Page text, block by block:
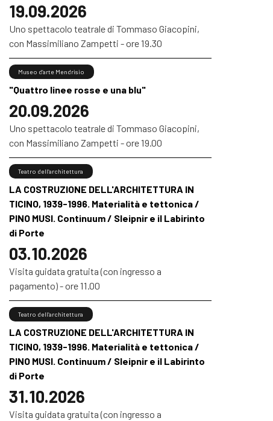
19.09.2026
Uno spettacolo teatrale di Tommaso Giacopini,
con Massimiliano Zampetti - ore 19.30
"Quattro linee rosse e una blu"
20.09.2026
Museo d’arte Mendrisio
Uno spettacolo teatrale di Tommaso Giacopini,
con Massimiliano Zampetti - ore 19.00
LA COSTRUZIONE DELL'ARCHITETTURA IN
TICINO, 1939-1996. Materialità e tettonica /
PINO MUSI. Continuum / Sleipnir e il Labirinto
di Porte
03.10.2026
Teatro dell’architettura
Visita guidata gratuita (con ingresso a
pagamento) - ore 11.00
LA COSTRUZIONE DELL'ARCHITETTURA IN
TICINO, 1939-1996. Materialità e tettonica /
PINO MUSI. Continuum / Sleipnir e il Labirinto
di Porte
31.10.2026
Teatro dell’architettura
Visita guidata gratuita (con ingresso a